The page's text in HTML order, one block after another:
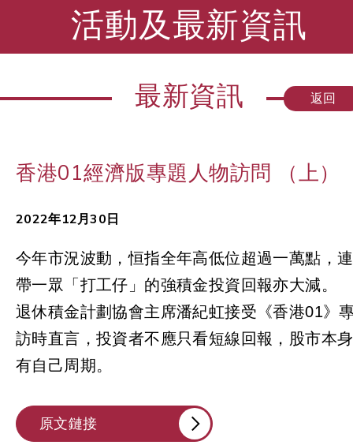
活動及最新資訊
最新資訊 返回
香港01經濟版專題人物訪問 （上）
2022年12月30日
今年市況波動，恒指全年高低位超過一萬點，連
帶一眾「打工仔」的強積金投資回報亦大減。
退休積金計劃協會主席潘紀虹接受《香港01》
訪時直言，投資者不應只看短線回報，股市本身
有自己周期。
原文鏈接